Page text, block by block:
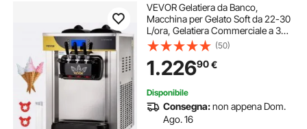
VEVOR Gelatiera da Banco,
Macchina per Gelato Soft da 22-30
L/ora, Gelatiera Commerciale a 3
Gusti con Accessori Completi,
Utilizzo per Gelato Soft
(50)
1.22690€
Disponibile
Consegna:non appena Dom.
Ago. 16